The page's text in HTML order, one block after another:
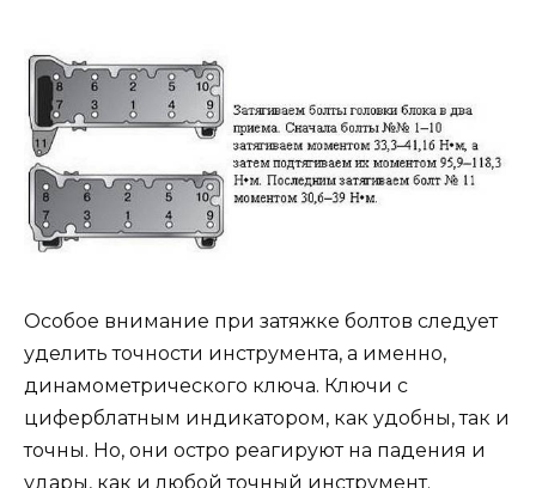
Особое внимание при затяжке болтов следует
уделить точности инструмента, а именно,
динамометрического ключа. Ключи с
циферблатным индикатором, как удобны, так и
точны. Но, они остро реагируют на падения и
удары, как и любой точный инструмент.